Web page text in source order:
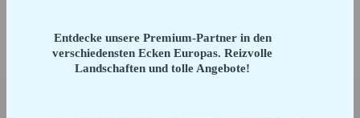
Entdecke unsere Premium-Partner in den
verschiedensten Ecken Europas. Reizvolle
Landschaften und tolle Angebote!